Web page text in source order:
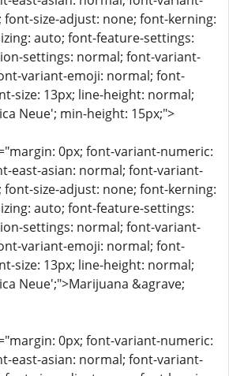
size-adjust: none; font-kerning:
auto; font-feature-settings:
settings: normal; font-variant-
variant-emoji: normal; font-
size: 13px; line-height: normal;
Neue'; min-height: 15px;">
0px; font-variant-numeric:
east-asian: normal; font-variant-
size-adjust: none; font-kerning:
auto; font-feature-settings:
settings: normal; font-variant-
variant-emoji: normal; font-
size: 13px; line-height: normal;
Neue';">Marijuana &agrave;
0px; font-variant-numeric:
east-asian: normal; font-variant-